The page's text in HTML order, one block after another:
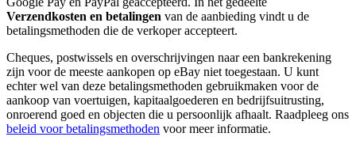
Verzendkosten en betalingen van de aanbieding vindt u de
betalingsmethoden die de verkoper accepteert.
Cheques, postwissels en overschrijvingen naar een bankrekening
zijn voor de meeste aankopen op eBay niet toegestaan. U kunt
echter wel van deze betalingsmethoden gebruikmaken voor de
aankoop van voertuigen, kapitaalgoederen en bedrijfsuitrusting,
onroerend goed en objecten die u persoonlijk afhaalt. Raadpleeg ons
beleid voor betalingsmethoden voor meer informatie.